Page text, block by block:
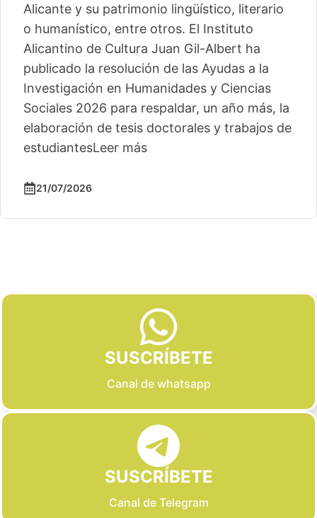
Alicante y su patrimonio lingüístico, literario
o humanístico, entre otros. El Instituto
Alicantino de Cultura Juan Gil-Albert ha
publicado la resolución de las Ayudas a la
Investigación en Humanidades y Ciencias
Sociales 2026 para respaldar, un año más, la
elaboración de tesis doctorales y trabajos de
estudiantesLeer más
21/07/2026
SUSCRÍBETE
Canal de whatsapp
SUSCRÍBETE
Canal de Telegram